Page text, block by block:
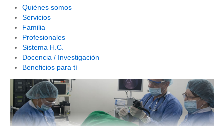
Quiénes somos
Servicios
Familia
Profesionales
Sistema H.C.
Docencia / Investigación
Beneficios para tí